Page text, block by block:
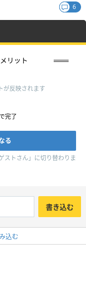
6
リット
が反映されます
完了
ストさん」に切り替わりま
書き込む
込む